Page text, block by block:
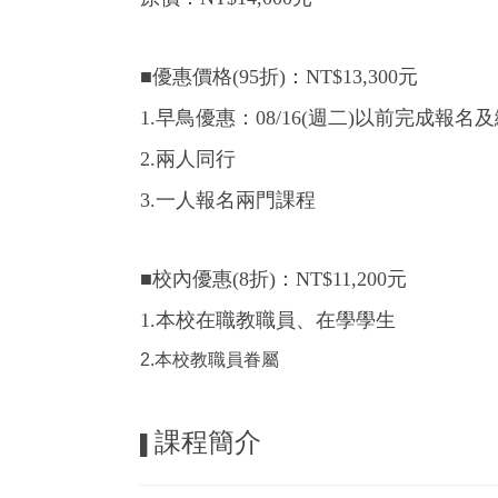
■優惠價格(95折)：NT$13,300元
1.早鳥優惠：08/16(週二)以前完成報名
2.兩人同行
3.一人報名兩門課程
■校內優惠(8折)：NT$11,200元
1.本校在職教職員、在學學生
2.本校教職員眷屬
課程簡介